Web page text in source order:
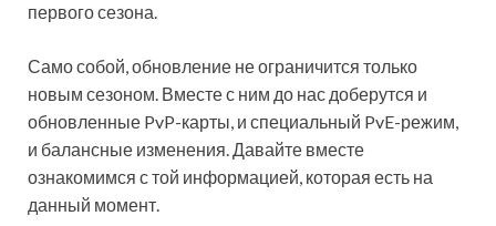
первого сезона.
Само собой, обновление не ограничится только
новым сезоном. Вместе с ним до нас доберутся и
обновленные PvP-карты, и специальный PvE-режим,
и балансные изменения. Давайте вместе
ознакомимся с той информацией, которая есть на
данный момент.